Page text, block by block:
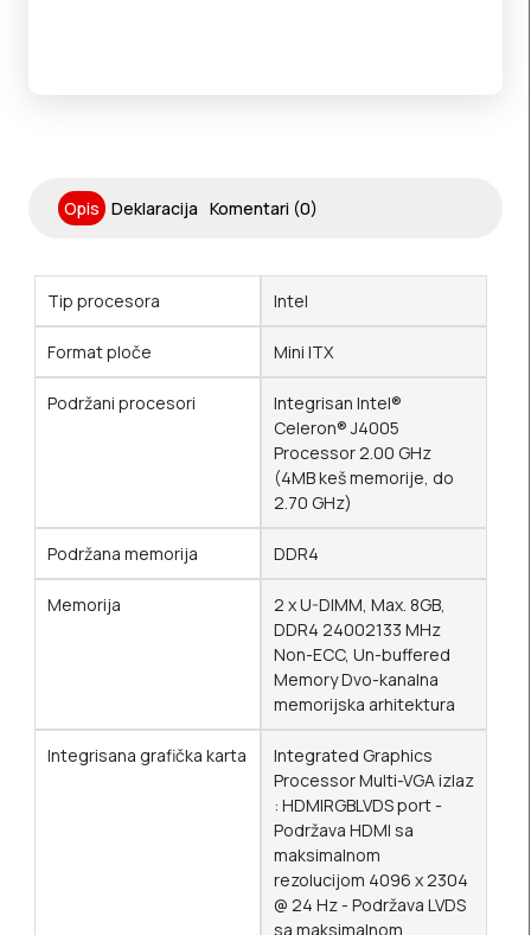
Opis Deklaracija Komentari (0)
Tip procesora Intel
Format ploče Mini ITX
Podržani procesori
Integrisan Intel®
Celeron® J4005
Processor 2.00 GHz
(4MB keš memorije, do
2.70 GHz)
Podržana memorija DDR4
Memorija
2 x U-DIMM, Max. 8GB,
DDR4 24002133 MHz
Non-ECC, Un-buffered
Memory Dvo-kanalna
memorijska arhitektura
Integrisana grafička karta
Integrated Graphics
Processor Multi-VGA izlaz
: HDMIRGBLVDS port -
Podržava HDMI sa
maksimalnom
rezolucijom 4096 x 2304
@ 24 Hz - Podržava LVDS
sa maksimalnom